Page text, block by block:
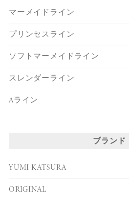
マーメイドライン
プリンセスライン
ソフトマーメイドライン
スレンダーライン
Aライン
ブランド
YUMI KATSURA
ORIGINAL